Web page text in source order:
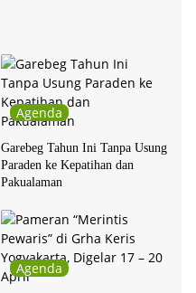
Agenda
Garebeg Tahun Ini Tanpa Usung
Paraden ke Kepatihan dan
Pakualaman
Agenda